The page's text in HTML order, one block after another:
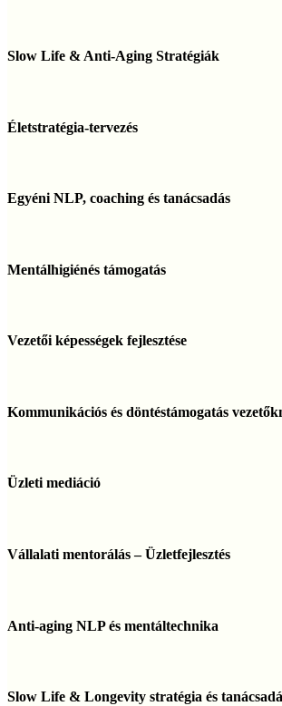
Life
Stratégiák
Slow Life & Anti-Aging Stratégiák
tervezés
Életstratégia-tervezés
NLP,
coaching
Egyéni NLP, coaching és tanácsadás
támogatás
Mentálhigiénés támogatás
képességek
Vezetői képességek fejlesztése
és
Kommunikációs és döntéstámogatás
mediáció
Üzleti mediáció
mentorálás
Vállalati mentorálás – Üzletfejlesztés
aging
Anti-aging NLP és mentáltechnika
Life
Slow Life & Longevity stratégia és